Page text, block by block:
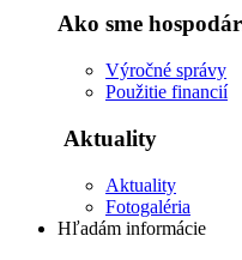
Ako sme
Výročné správy
Použitie financií
Aktuality
Aktuality
Fotogaléria
Hľadám informácie